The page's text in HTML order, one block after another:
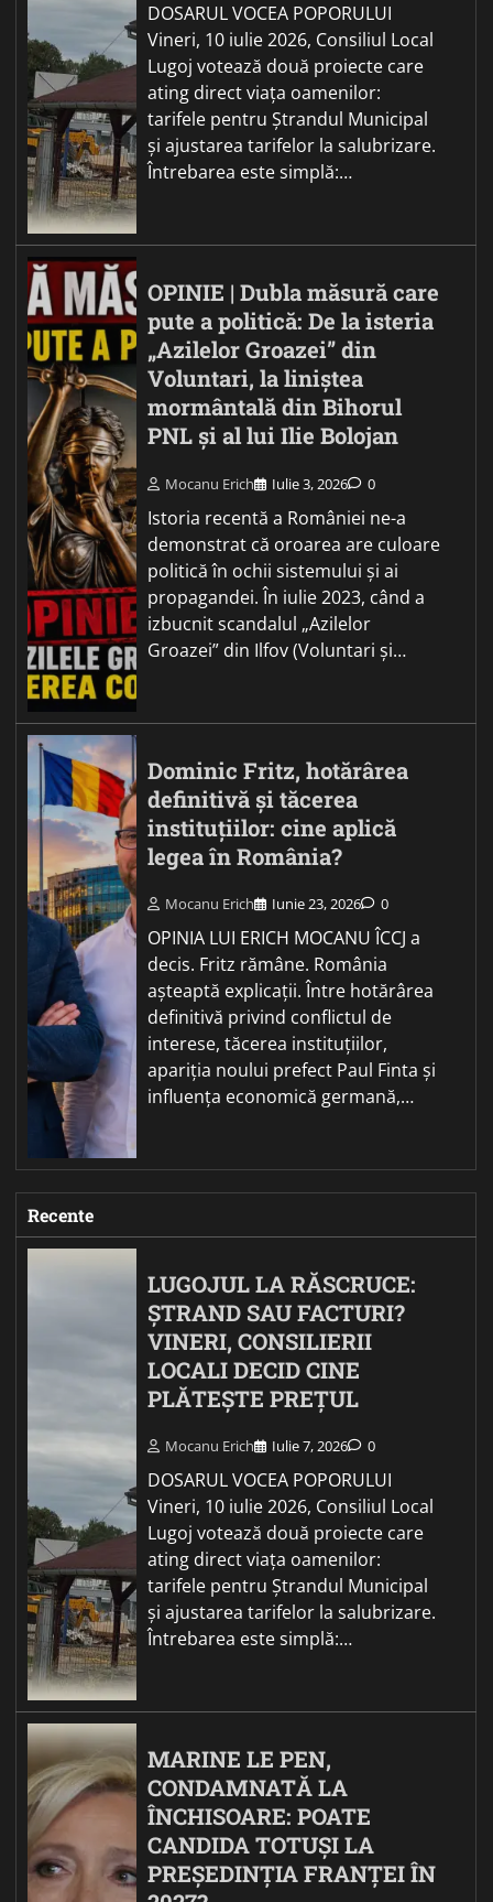
DOSARUL VOCEA POPORULUI
Vineri, 10 iulie 2026, Consiliul Local
Lugoj votează două proiecte care
ating direct viața oamenilor:
tarifele pentru Ștrandul Municipal
și ajustarea tarifelor la salubrizare.
Întrebarea este simplă:…
OPINIE | Dubla măsură care
pute a politică: De la isteria
„Azilelor Groazei” din
Voluntari, la liniștea
mormântală din Bihorul
PNL și al lui Ilie Bolojan
Mocanu Erich Iulie 3, 2026 0
Istoria recentă a României ne-a
demonstrat că oroarea are culoare
politică în ochii sistemului și ai
propagandei. În iulie 2023, când a
izbucnit scandalul „Azilelor
Groazei” din Ilfov (Voluntari și…
Dominic Fritz, hotărârea
definitivă și tăcerea
instituțiilor: cine aplică
legea în România?
Mocanu Erich Iunie 23, 2026 0
OPINIA LUI ERICH MOCANU ÎCCJ a
decis. Fritz rămâne. România
așteaptă explicații. Între hotărârea
definitivă privind conflictul de
interese, tăcerea instituțiilor,
apariția noului prefect Paul Finta și
influența economică germană,…
Recente
LUGOJUL LA RĂSCRUCE:
ȘTRAND SAU FACTURI?
VINERI, CONSILIERII
LOCALI DECID CINE
PLĂTEȘTE PREȚUL
Mocanu Erich Iulie 7, 2026 0
DOSARUL VOCEA POPORULUI
Vineri, 10 iulie 2026, Consiliul Local
Lugoj votează două proiecte care
ating direct viața oamenilor:
tarifele pentru Ștrandul Municipal
și ajustarea tarifelor la salubrizare.
Întrebarea este simplă:…
MARINE LE PEN,
CONDAMNATĂ LA
ÎNCHISOARE: POATE
CANDIDA TOTUȘI LA
PREȘEDINȚIA FRANȚEI ÎN